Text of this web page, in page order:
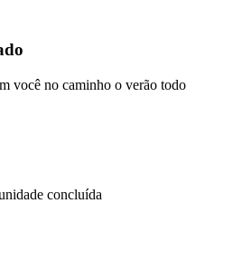
você no caminho o verão todo
concluída